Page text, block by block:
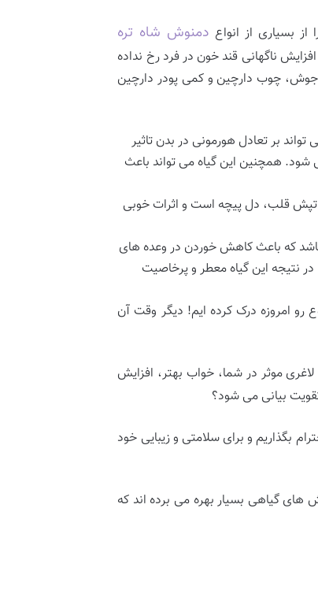
بسیاری از انواع دمنوش شاه تره
ناگهانی قند خون در فرد رخ نداده
جوش، چوب دارچین و کمی پودر دارچین
بر تعادل هورمونی در بدن تاثیر
همچنین این گیاه می تواند باعث
قلب، دل پیچه است و اثرات خوبی
که باعث کاهش خوردن در وعده های
نتیجه این گیاه معطر و پرخاصیت
امروزه درک کرده ایم! دیگر وقت آن
موثر در شما، خواب بهتر، افزایش
بیانی می شود؟
بگذاریم و برای سلامتی و زیبایی خود
های گیاهی بسیار بهره می برده اند که